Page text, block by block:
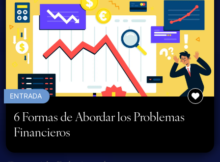
ENTRADA
6 Formas de Abordar los Problemas
Financieros